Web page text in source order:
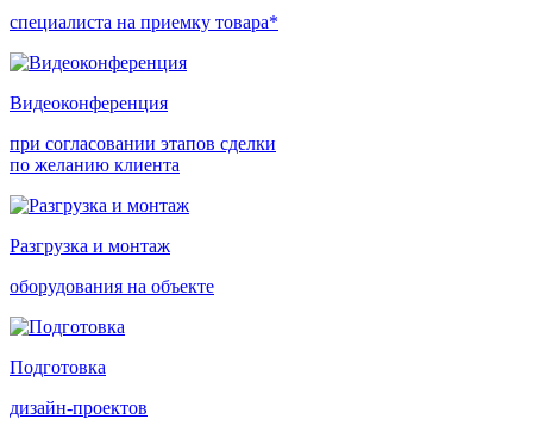
специалиста на приемку товара*
Видеоконференция
при согласовании этапов сделки
по желанию клиента
Разгрузка и монтаж
оборудования на объекте
Подготовка
дизайн-проектов